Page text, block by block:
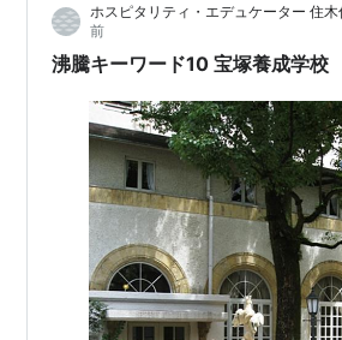
ホスピタリティ・エデュケーター 住
前
沸騰キーワード10 宝塚養成学校